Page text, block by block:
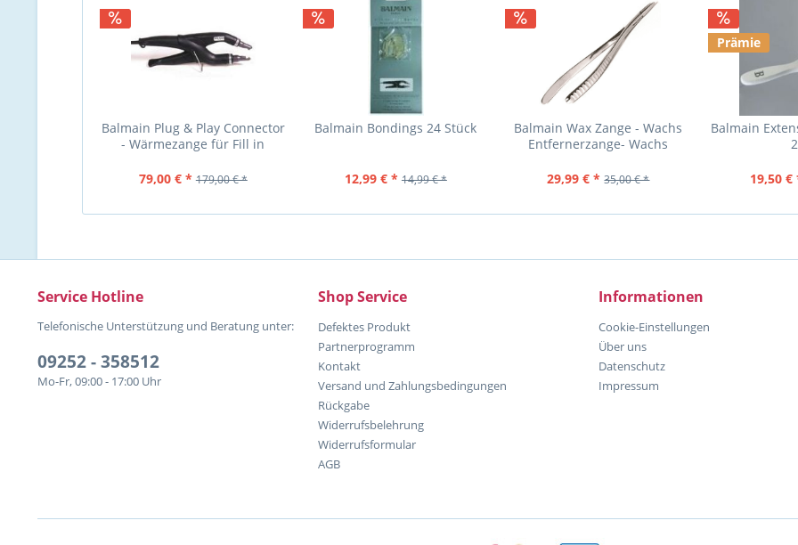
Balmain Plug & Play Connector
- Wärmezange für Fill in
79,00 € * 179,00 € *
Balmain Bondings 24 Stück
12,99 € * 14,99 € *
Balmain Wax Zange - Wachs
Entfernerzange- Wachs
29,99 € * 35,00 € *
Prämie
Balmain
19,50 €
Service Hotline
Telefonische Unterstützung und Beratung unter:
09252 - 358512
Mo-Fr, 09:00 - 17:00 Uhr
Shop Service
Defektes Produkt
Partnerprogramm
Kontakt
Versand und Zahlungsbedingungen
Rückgabe
Widerrufsbelehrung
Widerrufsformular
AGB
Informationen
Cookie-Einstellungen
Über uns
Datenschutz
Impressum